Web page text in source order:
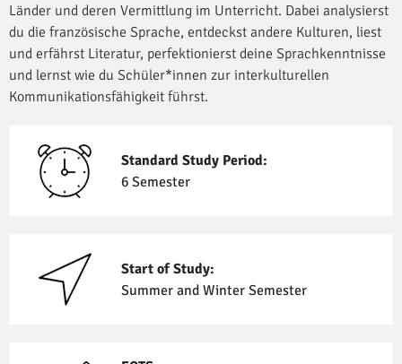
Länder und deren Vermittlung im Unterricht. Dabei analysierst
du die französische Sprache, entdeckst andere Kulturen, liest
und erfährst Literatur, perfektionierst deine Sprachkenntnisse
und lernst wie du Schüler*innen zur interkulturellen
Kommunikationsfähigkeit führst.
Standard Study Period:
6 Semester
Start of Study:
Summer and Winter Semester